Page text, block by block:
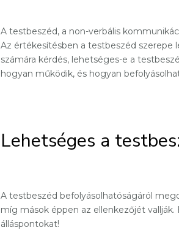
A testbeszéd, a non-verbális
Az értékesítésben a testbeszéd szerepe
számára kérdés, lehetséges-e a
hogyan működik, és hogyan
Lehetséges a
A testbeszéd befolyásolhatóságáról
míg mások éppen az ellenkezőjét
álláspontokat!